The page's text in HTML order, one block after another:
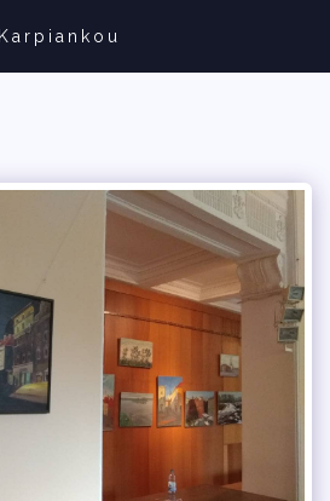
Karpiankou